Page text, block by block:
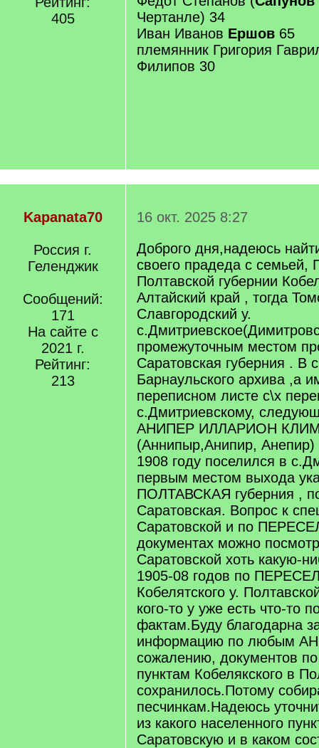
405
Чертанле) 34
Иван Иванов Ершов 65
племянник Григория
Филипов 30
Kapanata70
Россия г.
Геленджик
Сообщений:
171
На сайте с
2021 г.
Рейтинг:
213
16 окт. 2025 8:27
Доброго дня,надеюсь
своего прадеда с
Полтавской губернии
Алтайский край , тогда
Славгородский у.
промежуточным местом
Саратовская губерния . В
Барнаульского архива ,а
переписном листе с\х
с.Дмитриевскому,
АНИПЕР ИЛЛАРИОН
(Аннипыр,Анипир, Анепир)
1908 году поселился в
первым местом выхода
ПОЛТАВСКАЯ губерния ,
Саратовская. Вопрос к
Саратовской и по
документах можно
Саратовской хоть какую-
1905-08 годов по
Кобелятского у.
кого-то у уже есть что-то
фактам.Буду благодарна
информацию по любым
сожалению, документов
пунктам Кобелякского в
сохранилось.Потому
песчинкам.Надеюсь
из какого населенного
Саратовскую и в каком